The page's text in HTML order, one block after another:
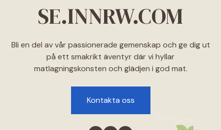
SE.INNRW.COM
Bli en del av vår passionerade gemenskap och ge dig ut
på ett smakrikt äventyr där vi hyllar
matlagningskonsten och glädjen i god mat.
Kontakta oss